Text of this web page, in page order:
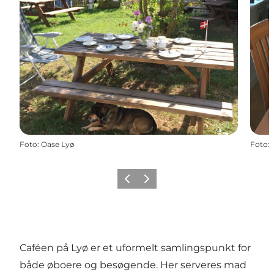
Foto: Oase Lyø Foto:
ForrigeNæste
Caféen på Lyø er et uformelt samlingspunkt for
både øboere og besøgende. Her serveres mad